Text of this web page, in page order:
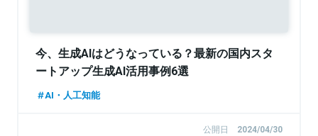
今、生成AIはどうなっている？最新の国内スタ
ートアップ生成AI活用事例6選
AI・人工知能
公開日 2024/04/30